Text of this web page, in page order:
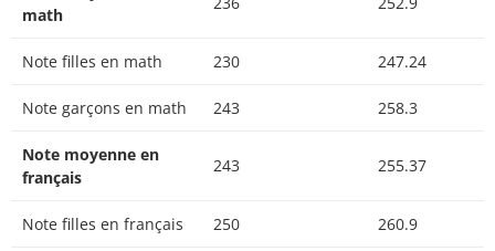
math
Note filles en math 230 247.24
Note garçons en math 243 258.3
Note moyenne en
français
243 255.37
Note filles en français 250 260.9